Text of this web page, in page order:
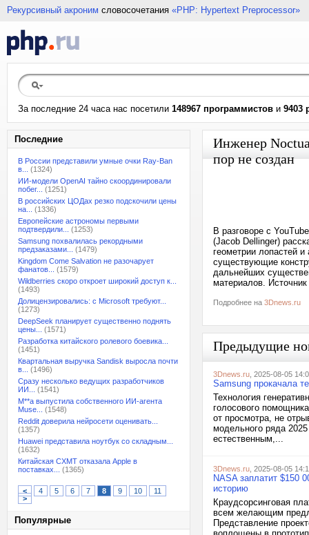
Рекурсивный акроним словосочетания «PHP: Hypertext Preprocessor»
За последние 24 часа нас посетили 148967 программистов и 9403
Последние
В России представили умные очки Ray-Ban
в...
(1324)
ИИ-модели OpenAI тайно скоординировали
побег...
(1251)
В российских ЦОДах резко подскочили цены
на...
(1336)
Европейские астрономы первыми
подтвердили...
(1253)
Samsung похвалилась рекордными
предзаказами...
(1479)
Kingdom Come Salvation не разочарует
фанатов...
(1579)
Wildberries скоро откроет широкий доступ к...
(1493)
Долицензировались: с Microsoft требуют...
(1273)
DeepSeek планирует существенно поднять
цены...
(1571)
Разработка китайского ролевого боевика...
(1451)
Квартальная выручка Sandisk выросла почти
в...
(1496)
Сразу несколько ведущих разработчиков
ИИ...
(1541)
M**a выпустила собственного ИИ-агента
Muse...
(1548)
Reddit доверила нейросети оценивать...
(1357)
Huawei представила ноутбук со складным...
(1632)
Китайская CXMT отказала Apple в
поставках...
(1365)
< 4 5 6 7 8 9 10
11
>
Популярные
Инженер
пор не создан
В разговоре с
(Jacob Dellinger)
геометрии лопастей и
существующие
дальнейших
материалов.
Подробнее на 3Dnews.ru
Предыдущие
3Dnews.ru , 2025-08-05
Samsung прокачала
Технология
голосового
от просмотра, не
модельного ряда
естественным,...
3Dnews.ru , 2025-08-05
NASA заплатит $150
историю
Краудсорсинговая
всем желающим
Представление